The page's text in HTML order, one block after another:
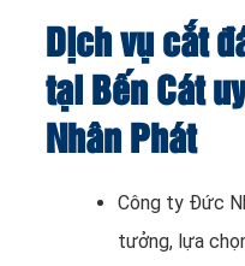
Dịch vụ cắt
tại Bến Cát
Nhân Phát
Công ty Đức
tưởng, lựa